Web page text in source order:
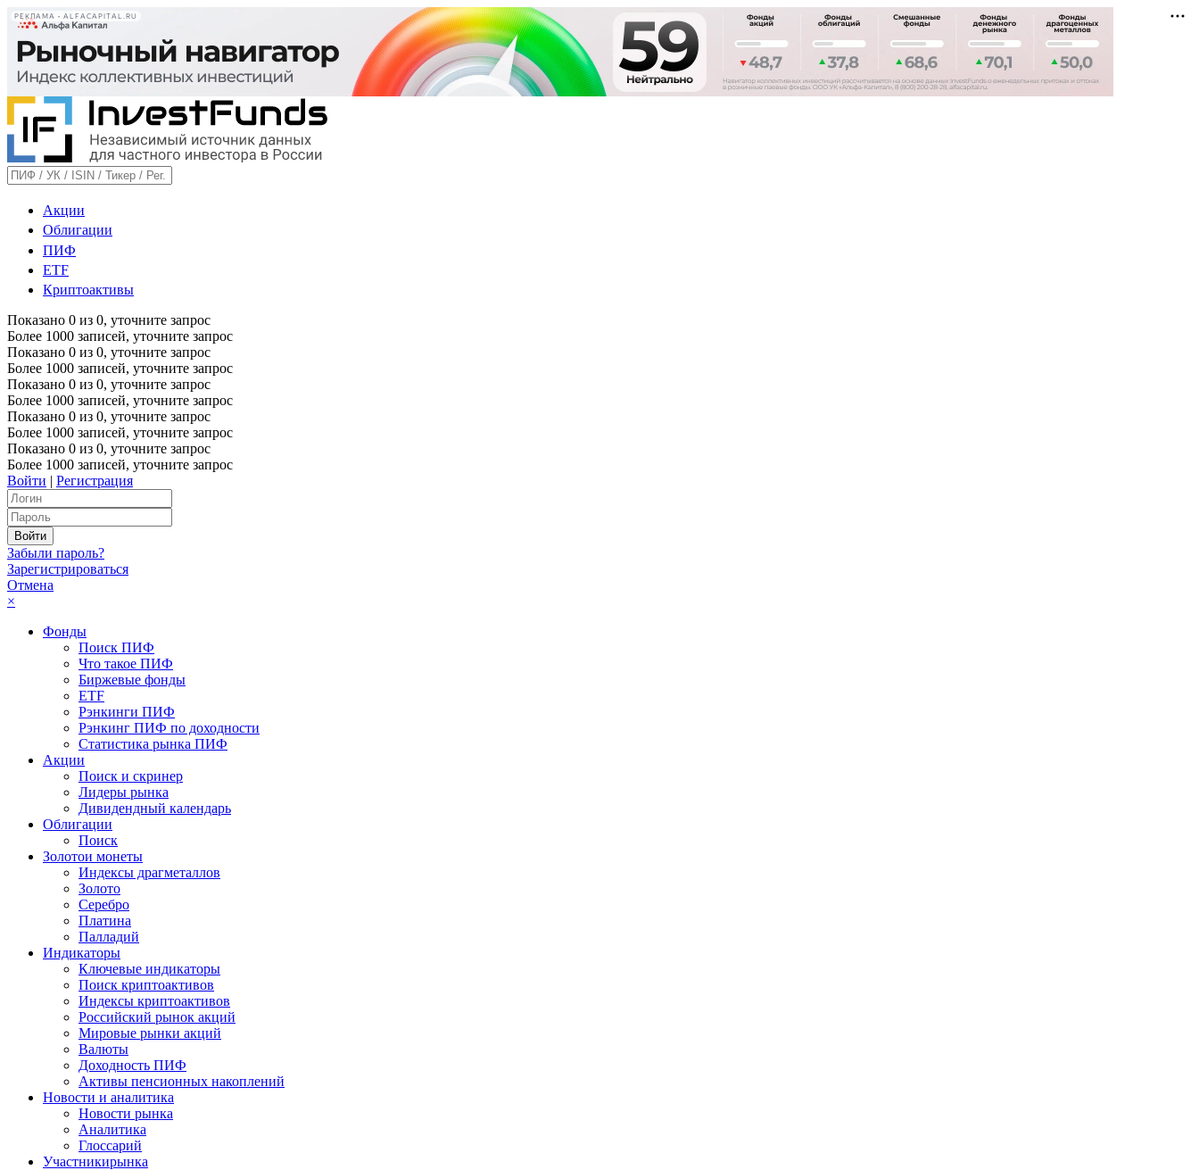
РЕКЛАМА • ALFACAPITAL.RU
Акции
Облигации
ПИФ
ETF
Криптоактивы
Показано 0 из 0, уточните запрос
Более 1000 записей, уточните запрос
Показано 0 из 0, уточните запрос
Более 1000 записей, уточните запрос
Показано 0 из 0, уточните запрос
Более 1000 записей, уточните запрос
Показано 0 из 0, уточните запрос
Более 1000 записей, уточните запрос
Показано 0 из 0, уточните запрос
Более 1000 записей, уточните запрос
Войти | Регистрация
Забыли пароль?
Зарегистрироваться
Отмена
×
Фонды
Поиск ПИФ
Что такое ПИФ
Биржевые фонды
ETF
Рэнкинги ПИФ
Рэнкинг ПИФ по доходности
Статистика рынка ПИФ
Акции
Поиск и скринер
Лидеры рынка
Дивидендный календарь
Облигации
Поиск
Золотои монеты
Индексы драгметаллов
Золото
Серебро
Платина
Палладий
Индикаторы
Ключевые индикаторы
Поиск криптоактивов
Индексы криптоактивов
Российский рынок акций
Мировые рынки акций
Валюты
Доходность ПИФ
Активы пенсионных накоплений
Новости и аналитика
Новости рынка
Аналитика
Глоссарий
Участникирынка